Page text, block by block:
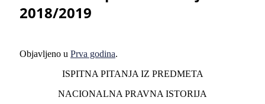
2018/2019
Objavljeno u Prva godina.
ISPITNA PITANJA IZ PREDMETA
NACIONALNA PRAVNA ISTORIJA